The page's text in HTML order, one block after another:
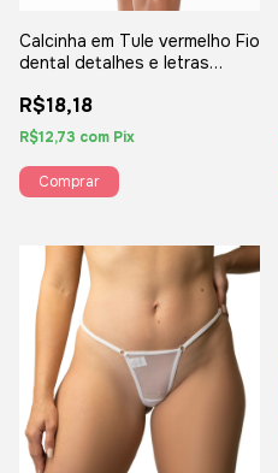
Calcinha em Tule vermelho Fio
dental detalhes e letras
YAFFA
R$18,18
R$12,73 com Pix